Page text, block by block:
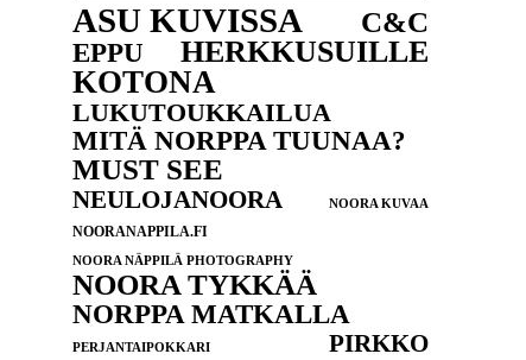
ASU KUVISSA C&C
EPPU HERKKUSUILLE
KOTONA
LUKUTOUKKAILUA
MITÄ NORPPA TUUNAA?
MUST SEE
NEULOJANOORA NOORA KUVAA
NOORANAPPILA.FI
NOORA NÄPPILÄ PHOTOGRAPHY
NOORA TYKKÄÄ
NORPPA MATKALLA
PERJANTAIPOKKARI PIRKKO